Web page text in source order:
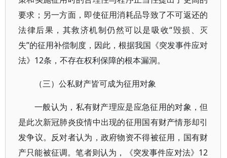
要求；另一方面，即使征用消耗品导致了不可返还的
法律后果，其救济机制仍然可以是吸收“毁损、灭
失”的征用补偿制度，因此，根据我国《突发事件应对
法》12条，不存在权利保障的根本漏洞。
（三）公私财产皆可成为征用对象
一般认为，私有财产理应是应急征用的对象，但
是此次新冠肺炎疫情中出现的征用国有财产情形却引
发争议。反对者认为，政府物资不得被征用，国有财
产只能被征调。笔者则认为，《突发事件应对法》12